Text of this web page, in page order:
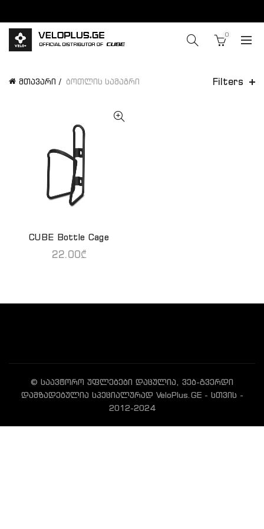
0
მთავარი ბოთლის სამაგრი Filters
ᲙᲐᲚᲐᲗᲐᲨᲘ ᲓᲐᲛᲐᲢᲔᲑᲐ
CUBE Bottle Cage
22.00₾
© საავტორო უფლებები დაცულია, ვებ-გვერდი
დამზადებულია სპეციალურად VeloPlus.GE - სთვის -
2012-2024